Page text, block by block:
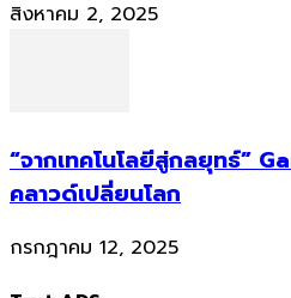
สิงหาคม 2, 2025
“จากเทคโนโลยีสู่กลยุทธ์”
คลาวด์เปลี่ยนโลก
กรกฎาคม 12, 2025